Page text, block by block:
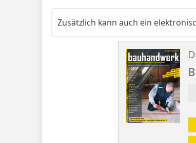
Zusätzlich kann auch ein